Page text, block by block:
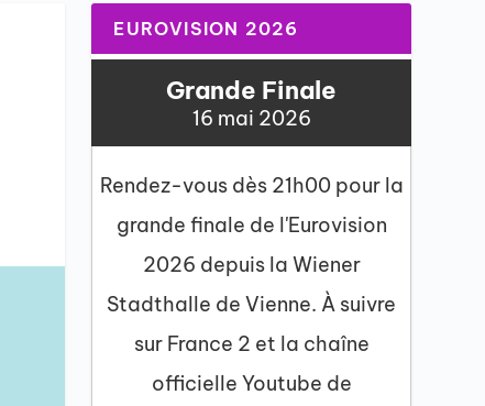
EUROVISION 2026
Grande Finale
16 mai 2026
Rendez-vous dès 21h00 pour la
grande finale de l'Eurovision
2026 depuis la Wiener
Stadthalle de Vienne. À suivre
sur France 2 et la chaîne
officielle Youtube de